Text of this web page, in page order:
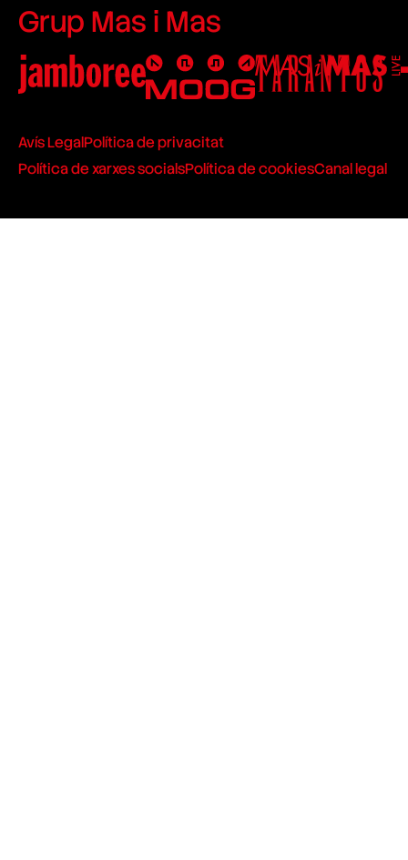
Grup Mas i Mas
Avís LegalPolítica de privacitat
Política de xarxes socialsPolítica de cookiesCanal legal